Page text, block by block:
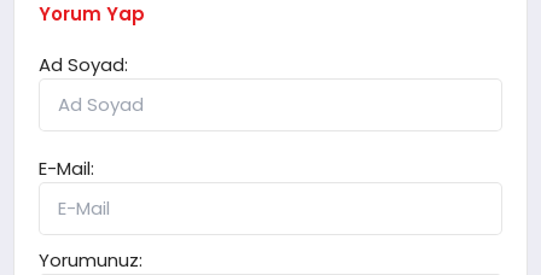
Yorum Yap
Ad Soyad:
E-Mail:
Yorumunuz: